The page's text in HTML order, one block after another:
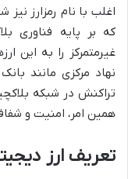
اغلب با نام رمزارز
که بر پایه فناوری
غیرمتمرکز را به این
نهاد مرکزی مانند
تراکنش در شبکه
همین امر، امنیت و
تعریف ارز